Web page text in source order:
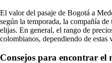
El valor del pasaje de Bogotá a
según la temporada, la compañía
elijas. En general, el rango de
colombianos, dependiendo de estas
Consejos para encontrar el